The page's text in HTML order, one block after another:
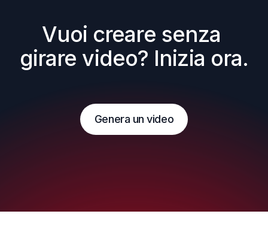
Vuoi creare senza
girare video? Inizia ora.
Genera un video